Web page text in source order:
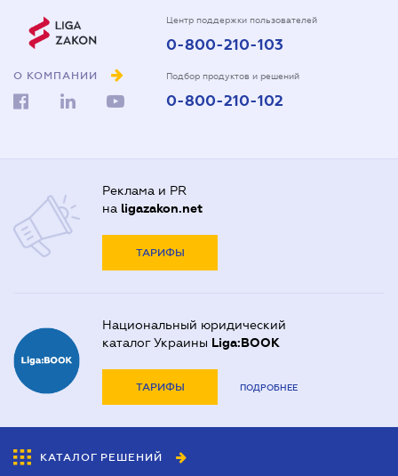
О КОМПАНИИ
Центр поддержки пользователей
0-800-210-103
Подбор продуктов и решений
0-800-210-102
Реклама и PR
на ligazakon.net
ТАРИФЫ
Национальный юридический
каталог Украины Liga:BOOK
ТАРИФЫ ПОДРОБНЕЕ
КАТАЛОГ РЕШЕНИЙ